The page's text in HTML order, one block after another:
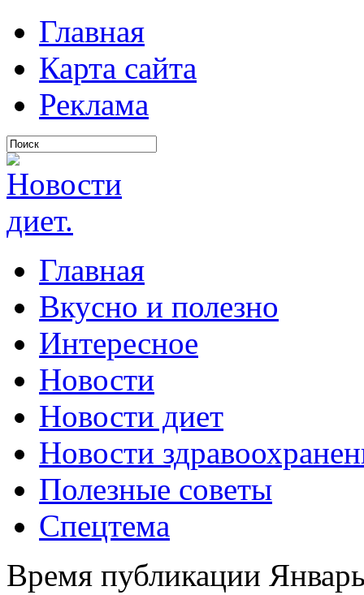
Главная
Карта сайта
Реклама
Главная
Вкусно и полезно
Интересное
Новости
Новости диет
Новости
Полезные советы
Спецтема
Время публикации